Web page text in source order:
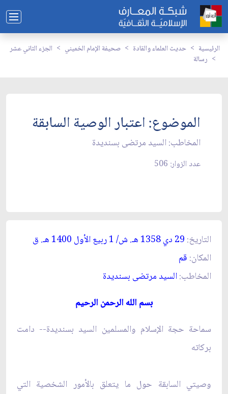
الرئيسية حديث العلماء والقادة صحيفة الإمام الخميني
الجزء الثاني عشر
رسالة
الموضوع: اعتبار الوصية السابقة
المخاطب: السيد مرتضى بسنديدة
عدد الزوار: 506
التاريخ: 29 دي 1358 ه ـ. ش/ 1 ربيع الأول 1400 ه ـ. ق‏
المكان: قم‏
المخاطب:السيد مرتضى بسنديدة
بسم الله الرحمن الرحيم
سماحة حجة الإسلام والمسلمين السيد بسنديدة-- دامت
بركاته‏
وصيتي السابقة حول ما يتعلق بالأمور الشخصية التي